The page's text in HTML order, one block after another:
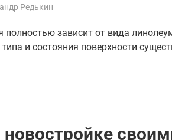
Редькин
зависит от вида
и состояния поверхности